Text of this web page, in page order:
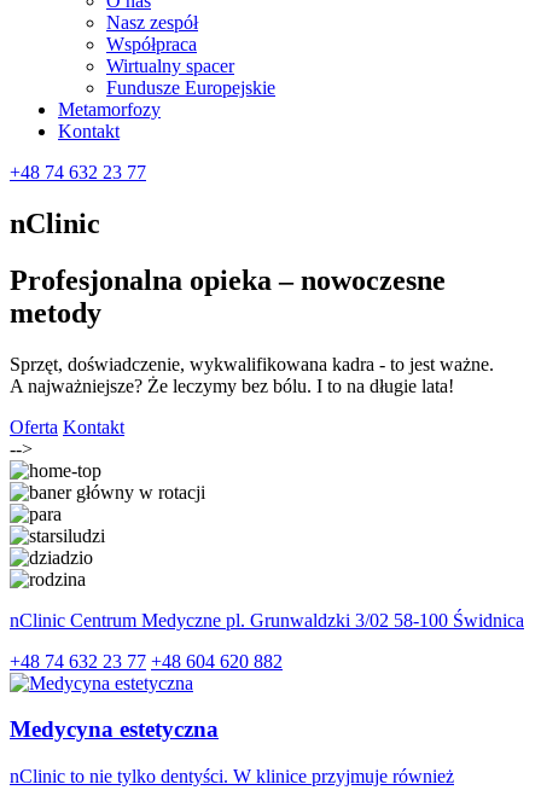
Nasz zespół
Współpraca
Wirtualny spacer
Fundusze Europejskie
Metamorfozy
Kontakt
+48 74 632 23 77
nClinic
Profesjonalna opieka – nowoczesne
metody
Sprzęt, doświadczenie, wykwalifikowana kadra - to jest ważne.
A najważniejsze? Że leczymy bez bólu. I to na długie lata!
Oferta Kontakt
-->
nClinic Centrum Medyczne pl. Grunwaldzki 3/02 58-100 Świdnica
+48 74 632 23 77 +48 604 620 882
Medycyna estetyczna
nClinic to nie tylko dentyści. W klinice przyjmuje również